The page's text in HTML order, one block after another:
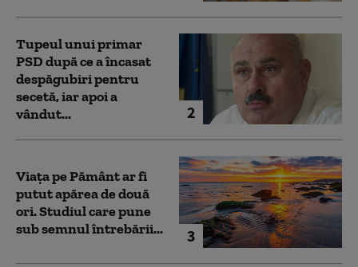
2
Tupeul unui primar
PSD după ce a încasat
despăgubiri pentru
secetă, iar apoi a
vândut...
3
Viața pe Pământ ar fi
putut apărea de două
ori. Studiul care pune
sub semnul întrebării...